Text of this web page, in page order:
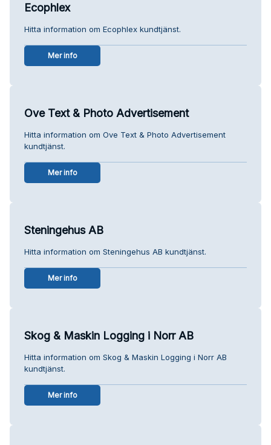
Ecophlex
Hitta information om Ecophlex kundtjänst.
Mer info
Ove Text & Photo Advertisement
Hitta information om Ove Text & Photo Advertisement
kundtjänst.
Mer info
Steningehus AB
Hitta information om Steningehus AB kundtjänst.
Mer info
Skog & Maskin Logging i Norr AB
Hitta information om Skog & Maskin Logging i Norr AB
kundtjänst.
Mer info